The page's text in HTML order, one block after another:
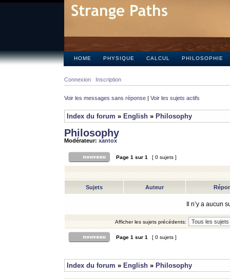
HOME PHYSIQUE CALCUL PHILOSOPHIE
Connexion Inscription
Voir les messages sans réponse | Voir les sujets actifs
Index du forum » English » Philosophy
Philosophy
Modérateur: xantox
Page 1 sur 1 [ 0 sujets ]
Sujets Auteur
Il n’y a aucun
Afficher les sujets précédents:
Page 1 sur 1 [ 0 sujets ]
Index du forum » English » Philosophy